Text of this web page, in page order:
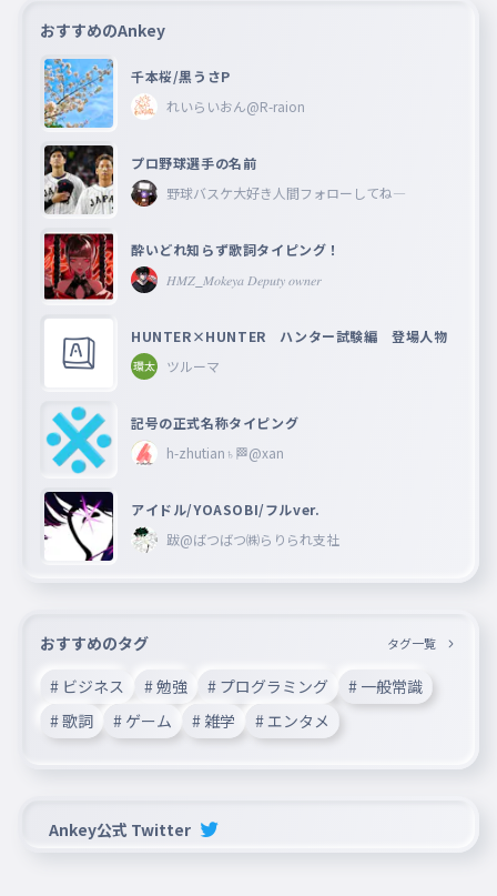
おすすめのAnkey
千本桜/黒うさP
れいらいおん@R-raion
プロ野球選手の名前
野球バスケ大好き人間フォローしてね―
酔いどれ知らず歌詞タイピング！
𝐻𝑀𝑍_𝑀𝑜𝑘𝑒𝑦𝑎 𝐷𝑒𝑝𝑢𝑡𝑦 𝑜𝑤𝑛𝑒𝑟
HUNTER×HUNTER ハンター試験編 登場人物
ツルーマ
記号の正式名称タイピング
h-zhutian♄🏁@xan
アイドル/YOASOBI/フルver.
跋@ばつばつ㈱らりられ支社
おすすめのタグ タグ一覧
# ビジネス # 勉強 # プログラミング
# 一般常識
# 歌詞
# ゲーム # 雑学 # エンタメ
Ankey公式 Twitter